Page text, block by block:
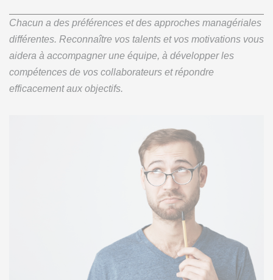
Chacun a des préférences et des approches managériales
différentes. Reconnaître vos talents et vos motivations vous
aidera à accompagner une équipe, à développer les
compétences de vos collaborateurs et répondre
efficacement aux objectifs.